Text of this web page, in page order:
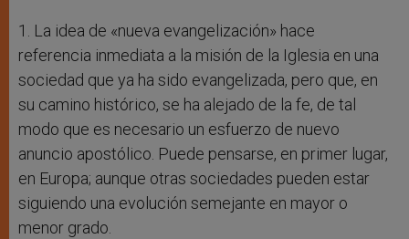
1. La idea de «nueva evangelización» hace
referencia inmediata a la misión de la Iglesia en una
sociedad que ya ha sido evangelizada, pero que, en
su camino histórico, se ha alejado de la fe, de tal
modo que es necesario un esfuerzo de nuevo
anuncio apostólico. Puede pensarse, en primer lugar,
en Europa; aunque otras sociedades pueden estar
siguiendo una evolución semejante en mayor o
menor grado.